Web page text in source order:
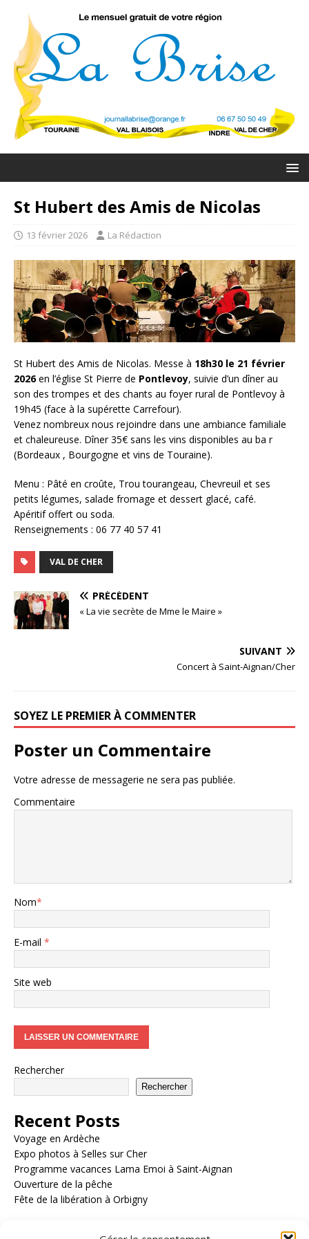
St Hubert des Amis de Nicolas
13 février 2026 La Rédaction
St Hubert des Amis de Nicolas. Messe à 18h30 le 21 février
2026en l’église St Pierre de Pontlevoy, suivie d’un dîner au
son des trompes et des chants au foyer rural de Pontlevoy à
19h45 (face à la supérette Carrefour).
Venez nombreux nous rejoindre dans une ambiance familiale
et chaleureuse. Dîner 35€ sans les vins disponibles au ba r
(Bordeaux , Bourgogne et vins de Touraine).
Menu : Pâté en croûte, Trou tourangeau, Chevreuil et ses
petits légumes, salade fromage et dessert glacé, café.
Apéritif offert ou soda.
Renseignements : 06 77 40 57 41
VAL DE CHER
PRÉCÉDENT
« La vie secrète de Mme le Maire »
SUIVANT
Concert à Saint-Aignan/Cher
SOYEZ LE PREMIER À COMMENTER
Poster un Commentaire
Votre adresse de messagerie ne sera pas publiée.
Commentaire
Nom*
E-mail *
Site web
Rechercher
Rechercher
Recent Posts
Voyage en Ardèche
Expo photos à Selles sur Cher
Programme vacances Lama Emoi à Saint-Aignan
Ouverture de la pêche
Fête de la libération à Orbigny
Recent Comments